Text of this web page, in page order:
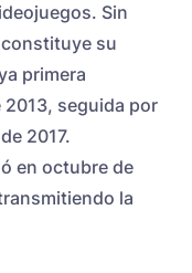
Sin
su
primera
seguida por
2017.
en octubre de
la